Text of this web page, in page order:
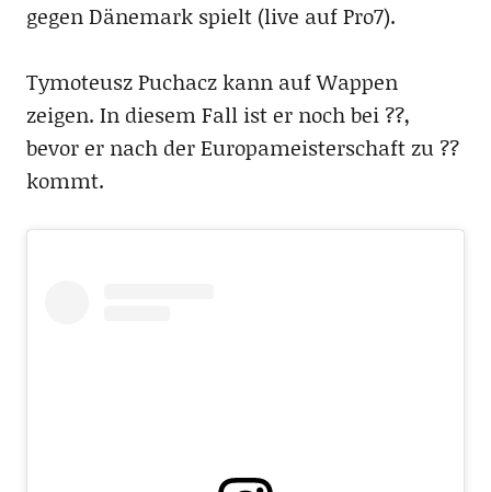
gegen Dänemark spielt (live auf Pro7).
Tymoteusz Puchacz kann auf Wappen
zeigen. In diesem Fall ist er noch bei ??,
bevor er nach der Europameisterschaft zu ??
kommt.